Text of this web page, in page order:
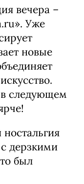
– узнать
их!).
нашли
(стоя!)
будущее!
вечера –
Уже
новые